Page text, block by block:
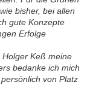
bisher, bei allen
gute Konzepte
Erfolge
Keß meine
bedanke ich mich
von Platz